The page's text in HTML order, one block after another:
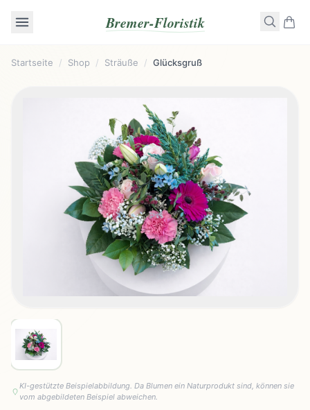
Bremer-Floristik
Startseite / Shop / Sträuße / Glücksgruß
KI-gestützte Beispielabbildung. Da Blumen ein Naturprodukt sind, können sie
vom abgebildeten Beispiel abweichen.